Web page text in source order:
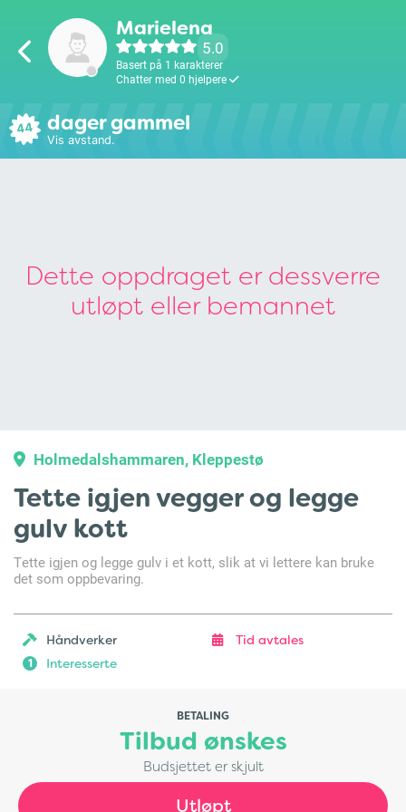
Marielena
5.0
Basert på 1 karakterer
Chatter med 0 hjelpere
44 dager gammel
Vis avstand.
Dette oppdraget er dessverre
utløpt eller bemannet
Holmedalshammaren, Kleppestø
Tette igjen vegger og legge
gulv kott
Tette igjen og legge gulv i et kott, slik at vi lettere kan bruke
det som oppbevaring.
Håndverker Tid avtales
1 Interesserte
BETALING
Tilbud ønskes
Budsjettet er skjult
Utløpt